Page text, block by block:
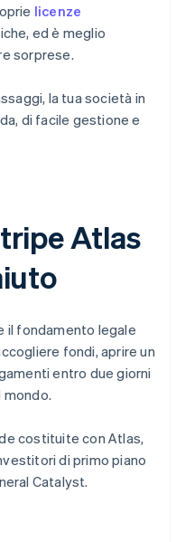
licenze
ed è meglio
sorprese.
la tua società in
di facile gestione e
Atlas
il fondamento legale
fondi, aprire un
entro due giorni
mondo.
costituite con Atlas,
di primo piano
Catalyst.